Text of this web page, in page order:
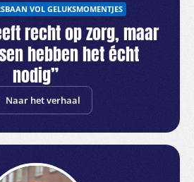
VOL GELUKSMOMENTJES
recht op zorg, maar
hebben het écht
nodig”
Naar het verhaal